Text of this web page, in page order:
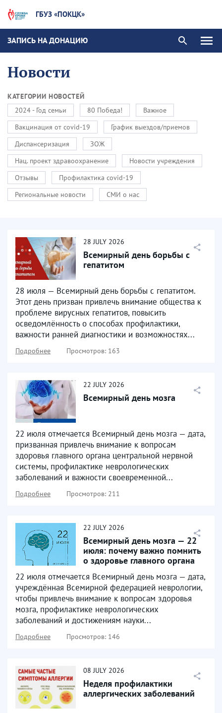
ГБУЗ «ПОКЦК»
ЗАПИСЬ НА ДОНАЦИЮ
Новости
КАТЕГОРИИ НОВОСТЕЙ
2024 - Год семьи
80 Победа!
Важное
Вакцинация от covid-19
График выездов/приемов
Диспансеризация
ЗОЖ
Нац. проект здравоохранение
Новости учреждения
Отзывы
Профилактика covid-19
Региональные новости
СМИ о нас
28 JULY 2026
Всемирный день борьбы с
гепатитом
28 июля — Всемирный день борьбы с гепатитом.
Этот день призван привлечь внимание общества к
проблеме вирусных гепатитов, повысить
осведомлённость о способах профилактики,
важности ранней диагностики и возможностях...
Подробнее Просмотров: 163
22 JULY 2026
Всемирный день мозга
22 июля отмечается Всемирный день мозга — дата,
призванная привлечь внимание к вопросам
здоровья главного органа центральной нервной
системы, профилактике неврологических
заболеваний и важности своевременной...
Подробнее Просмотров: 211
22 JULY 2026
Всемирный день мозга — 22
июля: почему важно помнить
о здоровье главного органа
22 июля отмечается Всемирный день мозга — дата,
учреждённая Всемирной федерацией неврологии,
чтобы привлечь внимание к вопросам здоровья
мозга, профилактике неврологических
заболеваний и достижениям науки...
Подробнее Просмотров: 146
08 JULY 2026
Неделя профилактики
аллергических заболеваний